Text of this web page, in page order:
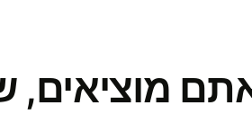
מוציאים,